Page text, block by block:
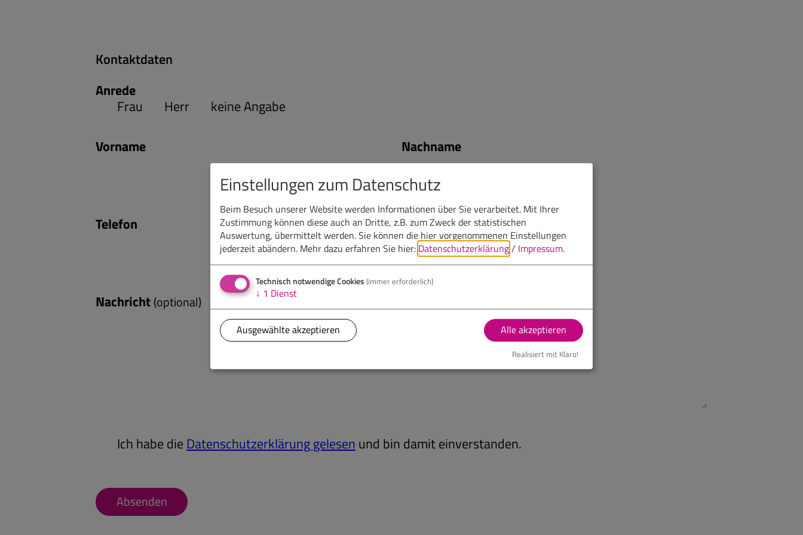
Kontaktdaten
Anrede
Frau Herr
keine Angabe
Vorname
Nachname
Telefon E-Mail
Nachricht (optional)
Ich habe die Datenschutzerklärung gelesen und bin damit einverstanden.
Absenden
Einstellungen zum Datenschutz
Beim Besuch unserer Website werden Informationen über Sie verarbeitet. Mit Ihrer
Zustimmung können diese auch an Dritte, z.B. zum Zweck der statistischen
Auswertung, übermittelt werden. Sie können die hier vorgenommenen Einstellungen
jederzeit abändern. Mehr dazu erfahren Sie hier: Datenschutzerklärung/ Impressum.
Technisch notwendige Cookies (immer erforderlich)
↓ 1 Dienst
Ausgewählte akzeptieren Alle akzeptieren
Realisiert mit Klaro!